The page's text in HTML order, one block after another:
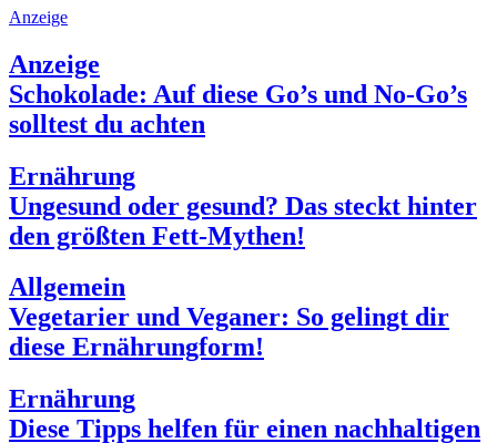
Anzeige
Anzeige
Schokolade: Auf diese Go’s und No-Go’s
solltest du achten
Ernährung
Ungesund oder gesund? Das steckt hinter
den größten Fett-Mythen!
Allgemein
Vegetarier und Veganer: So gelingt dir
diese Ernährungform!
Ernährung
Diese Tipps helfen für einen nachhaltigen